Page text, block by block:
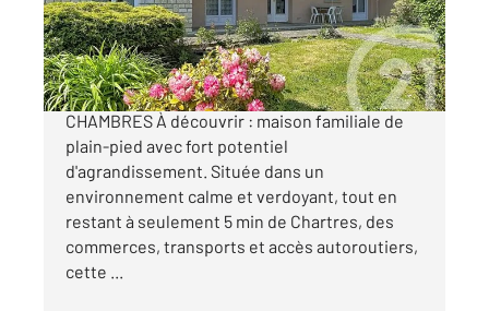
335 000 €
COMMUNE APPRÉCIÉE - PLAIN PIED - 4
CHAMBRES À découvrir : maison familiale de
plain-pied avec fort potentiel
d'agrandissement. Située dans un
environnement calme et verdoyant, tout en
restant à seulement 5 min de Chartres, des
commerces, transports et accès autoroutiers,
cette ...